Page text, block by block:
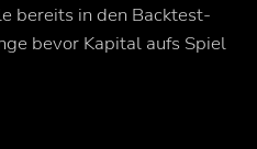
bereits in den Backtest-
bevor Kapital aufs Spiel